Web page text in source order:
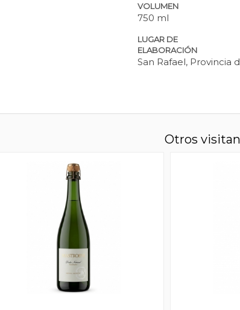
VOLUMEN
750 ml
LUGAR DE
ELABORACIÓN
San Rafael, Provincia
Otros